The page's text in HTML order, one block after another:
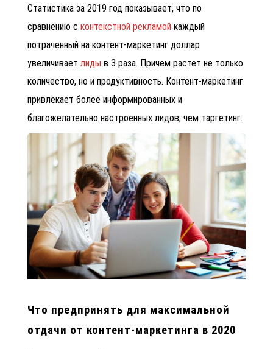
Статистика за 2019 год показывает, что по
сравнению с контекстной рекламой каждый
потраченный на контент-маркетинг доллар
увеличивает лиды в 3 раза. Причем растет не только
количество, но и продуктивность. Контент-маркетинг
привлекает более информированных и
благожелательно настроенных лидов, чем таргетинг.
Что предпринять для максимальной
отдачи от контент-маркетинга в 2020